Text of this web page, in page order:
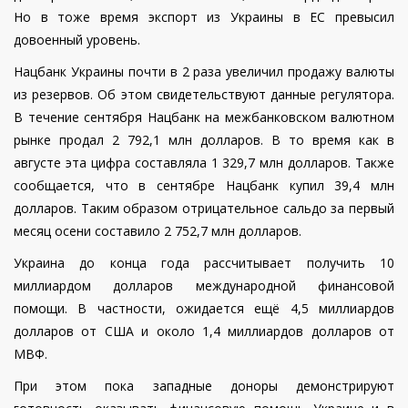
Но в тоже время экспорт из Украины в ЕС превысил
довоенный уровень.
Нацбанк Украины почти в 2 раза увеличил продажу валюты
из резервов. Об этом свидетельствуют данные регулятора.
В течение сентября Нацбанк на межбанковском валютном
рынке продал 2 792,1 млн долларов. В то время как в
августе эта цифра составляла 1 329,7 млн долларов. Также
сообщается, что в сентябре Нацбанк купил 39,4 млн
долларов. Таким образом отрицательное сальдо за первый
месяц осени составило 2 752,7 млн долларов.
Украина до конца года рассчитывает получить 10
миллиардом долларов международной финансовой
помощи. В частности, ожидается ещё 4,5 миллиардов
долларов от США и около 1,4 миллиардов долларов от
МВФ.
При этом пока западные доноры демонстрируют